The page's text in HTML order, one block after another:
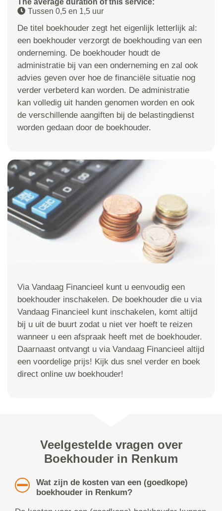
The average duration of this service:
Tussen 0,5 en 1,5 uur
De titel boekhouder zegt het eigenlijk letterlijk al:
een boekhouder verzorgt de boekhouding van een
onderneming. De boekhouder houdt de
administratie bij van een onderneming en zal ook
advies geven over hoe de financiële situatie nog
verder verbeterd kan worden. De administratie
kan volledig uit handen genomen worden en ook
de verschillende aangiften bij de belastingdienst
worden gedaan door de boekhouder.
Via Vandaag Financieel kunt u eenvoudig een
boekhouder inschakelen. De boekhouder die u via
Vandaag Financieel kunt inschakelen, komt altijd
bij u uit de buurt zodat u niet ver hoeft te reizen
wanneer u een afspraak heeft met de boekhouder.
Daarnaast ontvangt u via Vandaag Financieel altijd
een voordelige prijs! Kijk dus snel verder en boek
direct online uw boekhouder!
Veelgestelde vragen over
Boekhouder in Renkum
Wat zijn de kosten van een (goedkope)
boekhouder in Renkum?